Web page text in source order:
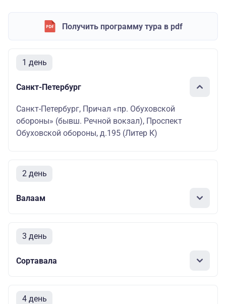
Получить программу тура в pdf
1 день
Санкт-Петербург
Санкт-Петербург, Причал «пр. Обуховской
обороны» (бывш. Речной вокзал), Проспект
Обуховской обороны, д.195 (Литер К)
2 день
Валаам
3 день
Сортавала
4 день